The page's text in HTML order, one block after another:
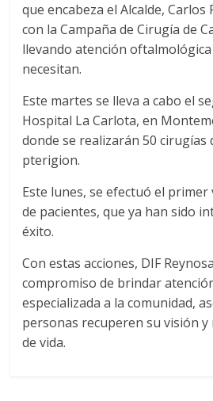
que encabeza el Alcalde,
con la Campaña de Cirugía de
llevando atención
necesitan.
Este martes se lleva a cabo el
Hospital La Carlota, en
donde se realizarán 50 cirugías
pterigion.
Este lunes, se efectuó el
de pacientes, que ya han sido
éxito.
Con estas acciones, DIF
compromiso de brindar
especializada a la comunidad,
personas recuperen su visión y
de vida.